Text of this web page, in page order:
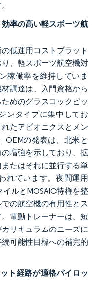
率の高い軽スポーツ航
低運用コストプラット
、軽スポーツ航空機対
稼働率を維持していま
調達は、入門資格から
めのグラスコックピッ
ンタイプに集中してお
たアビオニクスとメン
OEMの発表は、北米と
増強を示しており、拡
たはそれに並行する単
れています。夜間運用
イルとMOSAIC特権を整
の航空機の有用性とス
電動トレーナーは、短
リキュラムのニーズに
可能性目標への補完的
ト経路が適格パイロッ